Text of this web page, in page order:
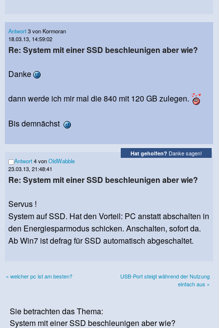
Antwort3 von Kormoran
18.03.13, 14:59:02
Re: System mit einer SSD beschleunigen aber wie?
Danke
dann werde ich mir mal die 840 mit 120 GB zulegen.
Bis demnächst
Hat geholfen? Danke sagen!
Antwort4 vonOldWabble
23.03.13, 21:48:41
Re: System mit einer SSD beschleunigen aber wie?
Servus !
System auf SSD. Hat den Vorteil: PC anstatt abschalten in
den Energiesparmodus schicken. Anschalten, sofort da.
Ab Win7 ist defrag für SSD automatisch abgeschaltet.
« welcher pc ist am besten?
USB-Port steigt während der Nutzung
einfach aus »
Sie betrachten das Thema:
System mit einer SSD beschleunigen aber wie?